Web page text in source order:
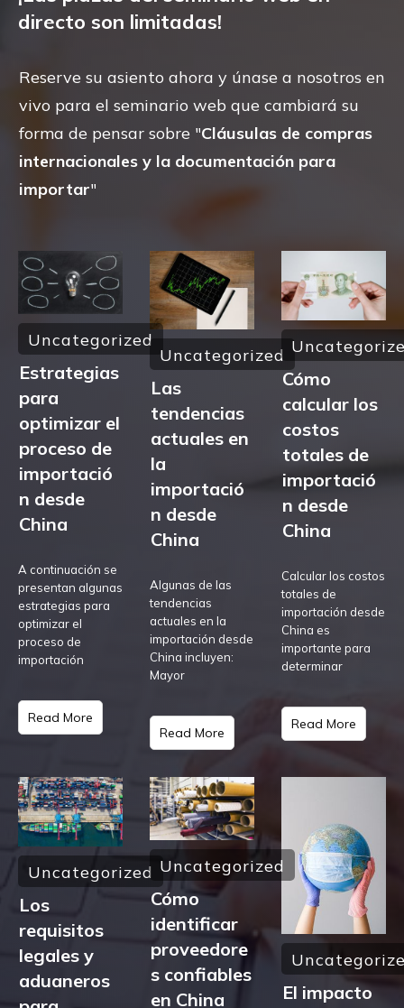
directo son limitadas!
Reserve su asiento ahora y únase a nosotros en
vivo para el seminario web que cambiará su
forma de pensar sobre "Cláusulas de compras
internacionales y la documentación para
importar"
Uncategorized
Estrategias
para
optimizar el
proceso de
importació
n desde
China
A continuación se
presentan algunas
estrategias para
optimizar el
proceso de
importación
Read More
Uncategorized
Las
tendencias
actuales en
la
importació
n desde
China
Algunas de las
tendencias
actuales en la
importación desde
China incluyen:
Mayor
Read More
Cómo
calcular los
costos
totales de
importació
n desde
China
Calcular los costos
totales de
importación desde
China es
importante para
determinar
Read More
Uncategorized
Los
requisitos
legales y
aduaneros
Uncategorized
Cómo
identificar
proveedore
s confiables
en China
El impacto